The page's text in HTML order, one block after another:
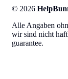
© 2026
Alle Angaben
wir sind nicht
guarantee.